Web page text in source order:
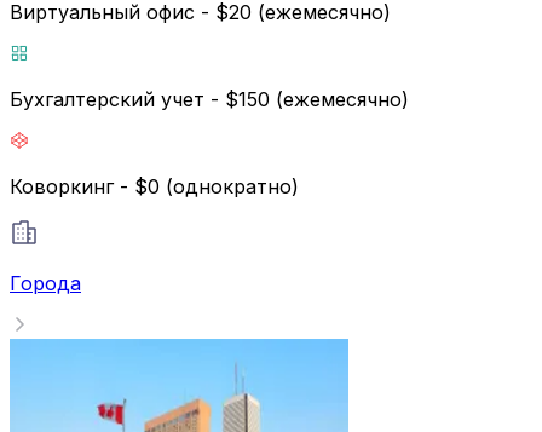
Виртуальный офис - $20 (ежемесячно)
Бухгалтерский учет - $150 (ежемесячно)
Коворкинг - $0 (однократно)
Города